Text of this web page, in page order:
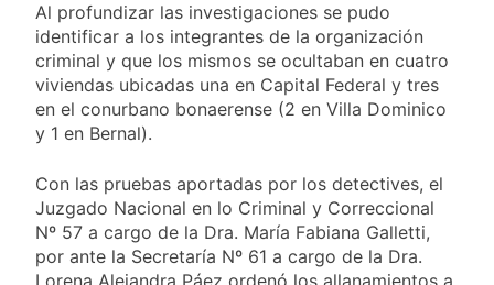
Al profundizar las investigaciones se pudo
identificar a los integrantes de la organización
criminal y que los mismos se ocultaban en cuatro
viviendas ubicadas una en Capital Federal y tres
en el conurbano bonaerense (2 en Villa Dominico
y 1 en Bernal).
Con las pruebas aportadas por los detectives, el
Juzgado Nacional en lo Criminal y Correccional
Nº 57 a cargo de la Dra. María Fabiana Galletti,
por ante la Secretaría Nº 61 a cargo de la Dra.